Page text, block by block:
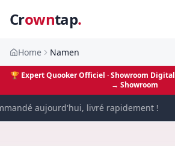
Crowntap.
Home Namen
🏆 Expert Quooker Officiel · Showroom Digital
→ Showroom
aujourd'hui, livré rapidement !